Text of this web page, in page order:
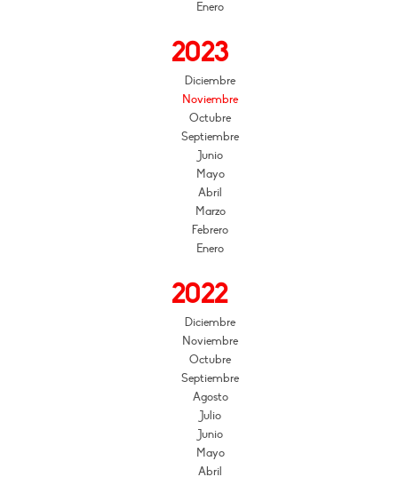
Enero
2023
Diciembre
Noviembre
Octubre
Septiembre
Junio
Mayo
Abril
Marzo
Febrero
Enero
2022
Diciembre
Noviembre
Octubre
Septiembre
Agosto
Julio
Junio
Mayo
Abril